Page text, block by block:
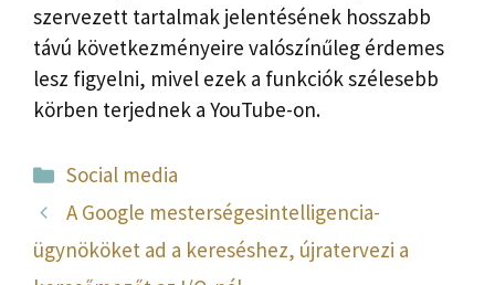
szervezett tartalmak jelentésének hosszabb
távú következményeire valószínűleg érdemes
lesz figyelni, mivel ezek a funkciók szélesebb
körben terjednek a YouTube-on.
Kategória
Social media
A Google mesterségesintelligencia-
ügynököket ad a kereséshez, újratervezi a